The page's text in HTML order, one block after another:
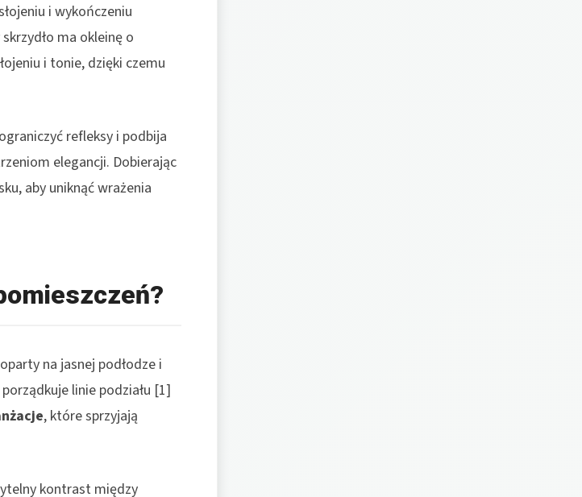
i wykończeniu
ma okleinę o
i tonie, dzięki czemu
refleksy i podbija
elegancji. Dobierając
aby uniknąć wrażenia
na jasnej podłodze i
linie podziału [1]
, które sprzyjają
kontrast między